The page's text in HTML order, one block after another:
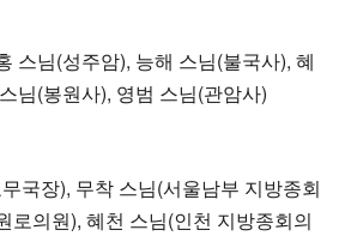
스님(성주암), 능해 스님(불국사), 혜
님(봉원사), 영범 스님(관암사)
국장), 무착 스님(서울남부 지방종회
로의원), 혜천 스님(인천 지방종회의